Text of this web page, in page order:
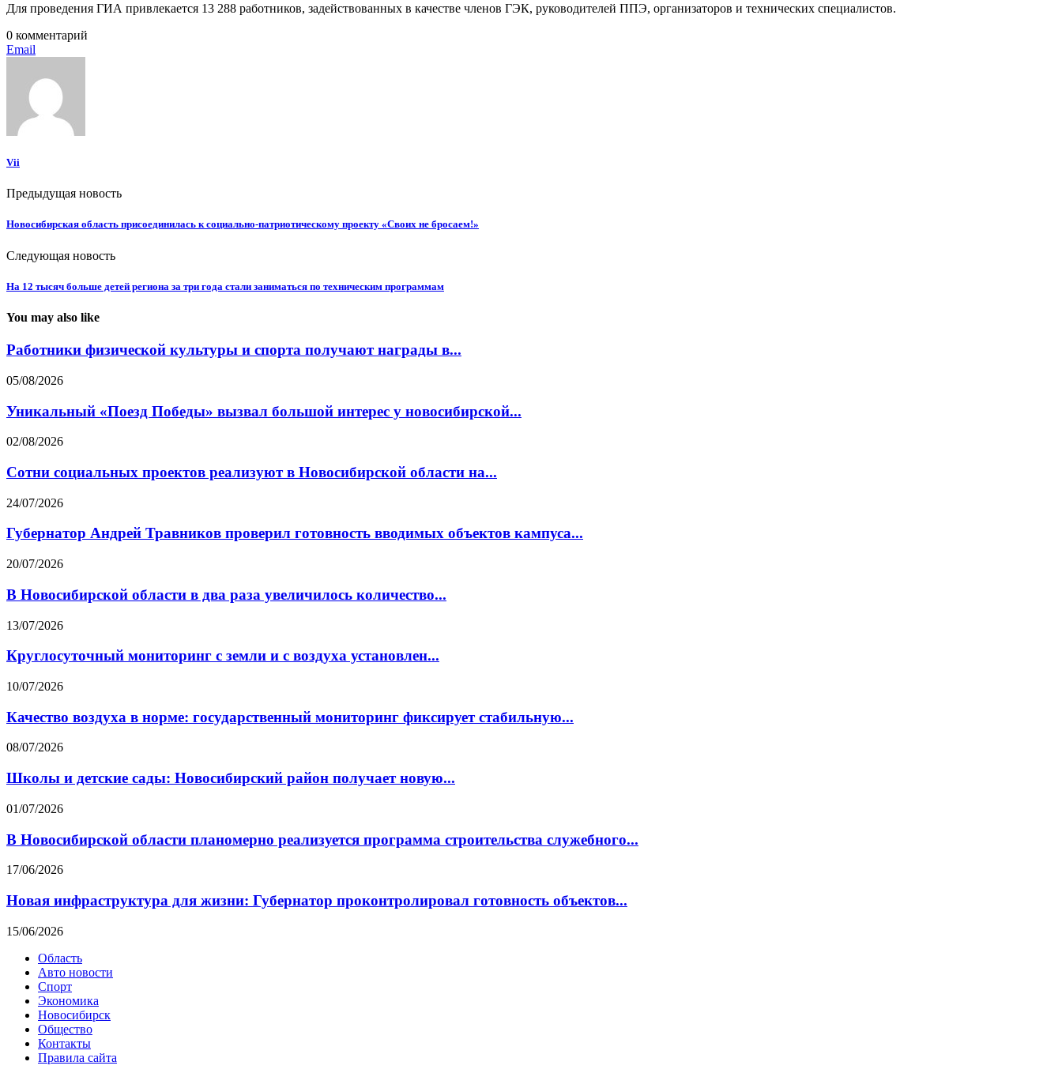
Для проведения ГИА привлекается 13 288 работников, задействованных в качестве членов ГЭК, руководителей ППЭ, организаторов и технических специалистов.
0 комментарий
Email
Vii
Предыдущая новость
Новосибирская область присоединилась к социально-патриотическому проекту «Своих не бросаем!»
Следующая новость
На 12 тысяч больше детей региона за три года стали заниматься по техническим программам
You may also like
Работники физической культуры и спорта получают награды в...
05/08/2026
Уникальный «Поезд Победы» вызвал большой интерес у новосибирской...
02/08/2026
Сотни социальных проектов реализуют в Новосибирской области на...
24/07/2026
Губернатор Андрей Травников проверил готовность вводимых объектов кампуса...
20/07/2026
В Новосибирской области в два раза увеличилось количество...
13/07/2026
Круглосуточный мониторинг с земли и с воздуха установлен...
10/07/2026
Качество воздуха в норме: государственный мониторинг фиксирует стабильную...
08/07/2026
Школы и детские сады: Новосибирский район получает новую...
01/07/2026
В Новосибирской области планомерно реализуется программа строительства служебного...
17/06/2026
Новая инфраструктура для жизни: Губернатор проконтролировал готовность объектов...
15/06/2026
Область
Авто новости
Спорт
Экономика
Новосибирск
Общество
Контакты
Правила сайта